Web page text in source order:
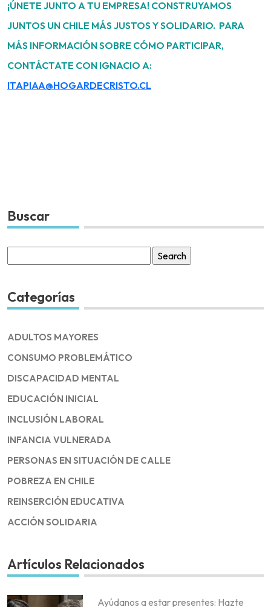
¡ÚNETE JUNTO A TU EMPRESA! CONSTRUYAMOS
JUNTOS UN CHILE MÁS JUSTOS Y SOLIDARIO. PARA
MÁS INFORMACIÓN SOBRE CÓMO PARTICIPAR,
CONTÁCTATE CON IGNACIO A:
ITAPIAA@HOGARDECRISTO.CL
Buscar
for:
Categorías
ADULTOS MAYORES
CONSUMO PROBLEMÁTICO
DISCAPACIDAD MENTAL
EDUCACIÓN INICIAL
INCLUSIÓN LABORAL
INFANCIA VULNERADA
PERSONAS EN SITUACIÓN DE CALLE
POBREZA EN CHILE
REINSERCIÓN EDUCATIVA
ACCIÓN SOLIDARIA
Artículos Relacionados
Ayúdanos a estar presentes: Hazte